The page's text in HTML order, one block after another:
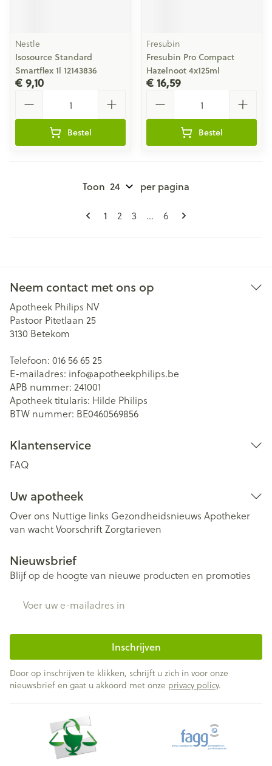
Nestle
Isosource Standard
Smartflex 1l 12143836
€ 9,10
Bestel
Fresubin
Fresubin Pro Compact
Hazelnoot 4x125ml
€ 16,59
Bestel
Pagina's
U lees momenteel pagina
1 Pagina
2 Pagina
3 ... Pagina
6
Toon per pagina
Neem contact met ons op
Apotheek Philips NV
Pastoor Pitetlaan 25
3130 Betekom
Telefoon: 016 56 65 25
E-mailadres: info@apotheekphilips.be
APB nummer: 241001
Apotheek titularis: Hilde Philips
BTW nummer: BE0460569856
Klantenservice
FAQ
Uw apotheek
Over ons Nuttige links Gezondheidsnieuws Apotheker
van wachtVoorschriftZorgtarieven
Nieuwsbrief
Blijf op de hoogte van nieuwe producten en promoties
Inschrijven
Door op inschrijven te klikken, schrijft u zich in voor onze
nieuwsbrief en gaat u akkoord met onze privacy policy.